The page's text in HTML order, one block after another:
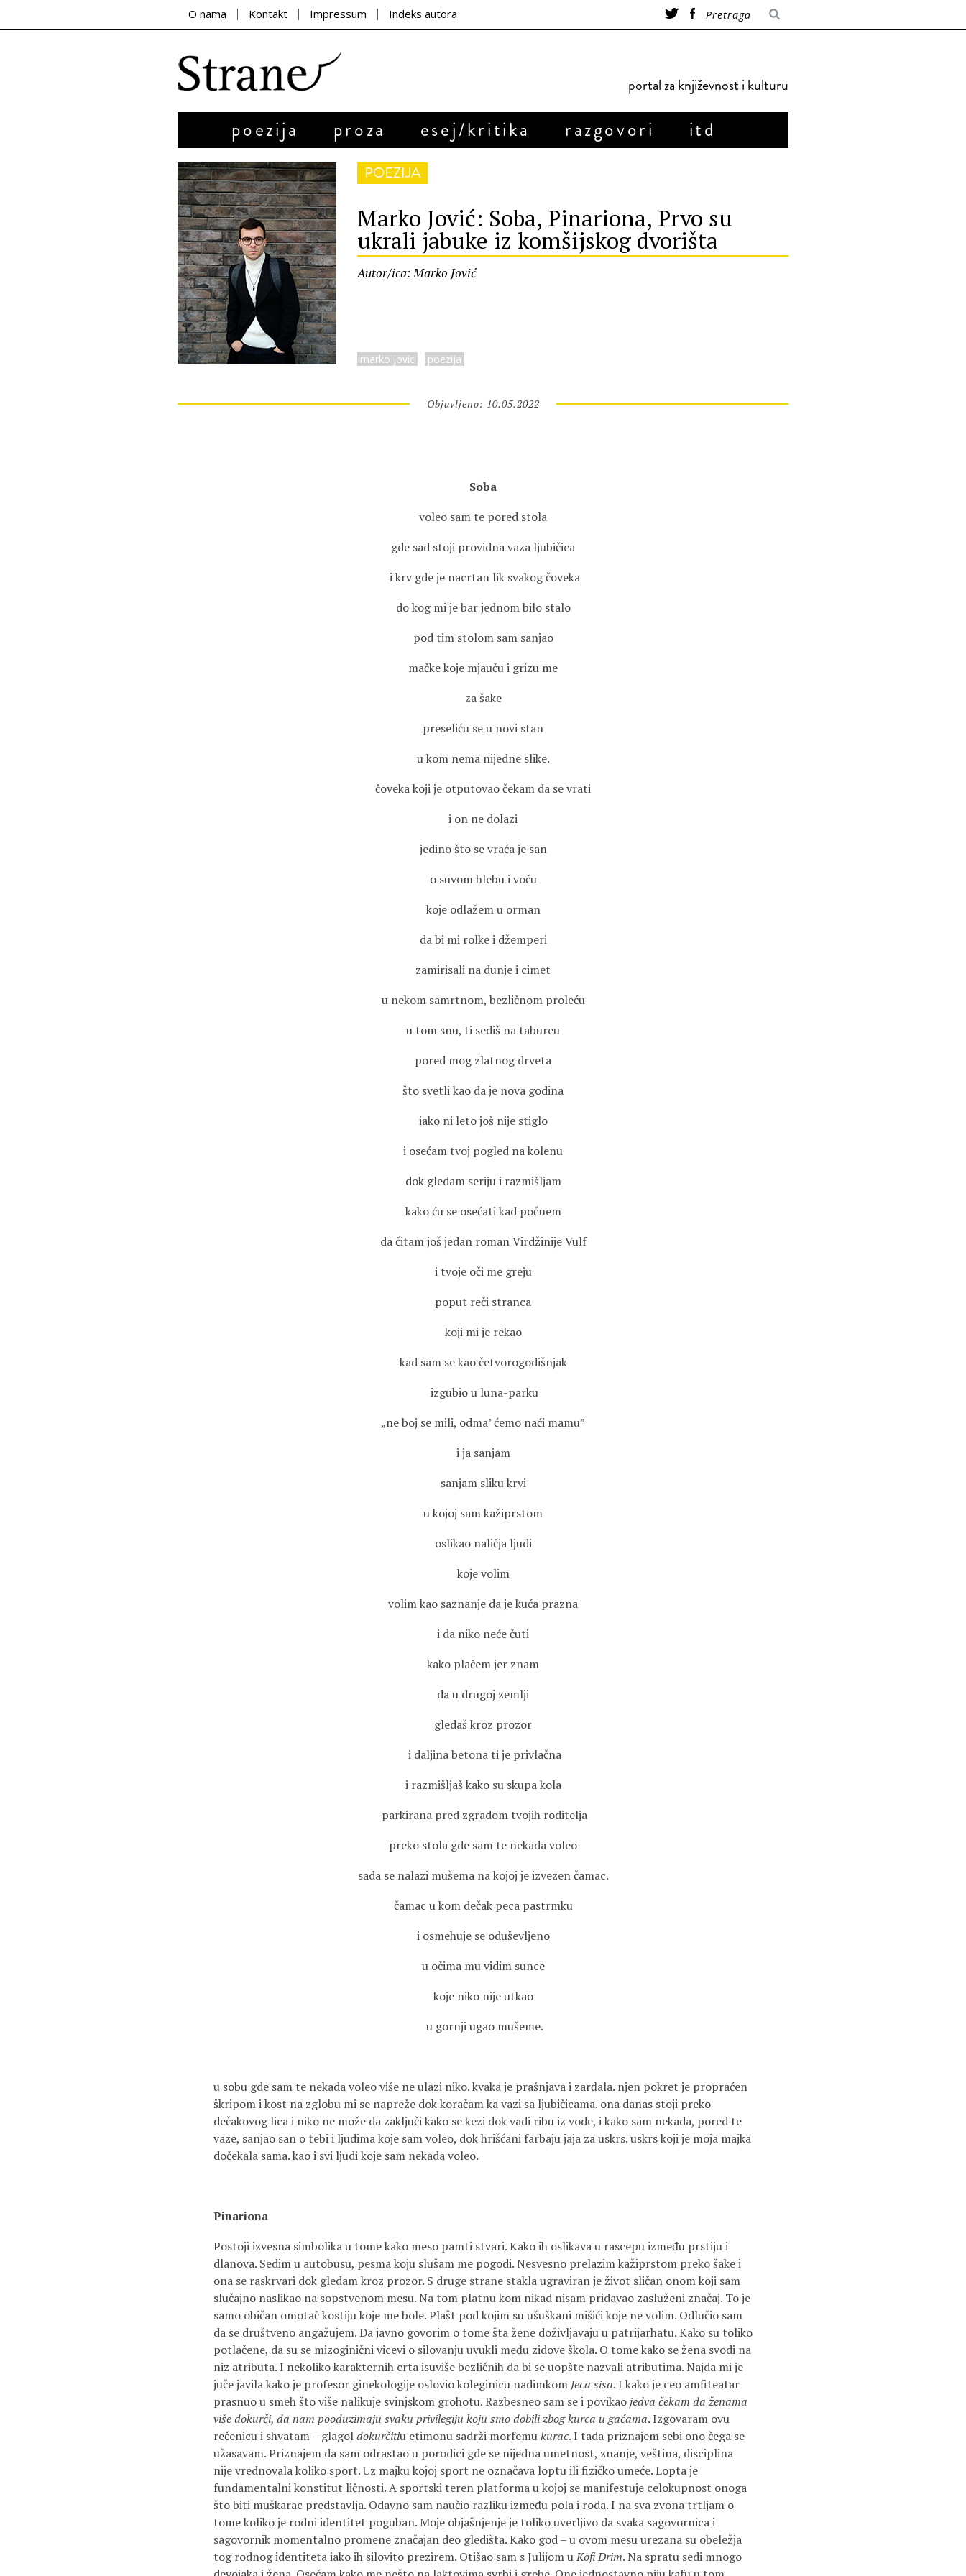
O nama Kontakt Impressum Indeks autora
portal za književnost i kulturu
poezija proza esej/kritika razgovori itd
POEZIJA
Marko Jović: Soba, Pinariona, Prvo su
ukrali jabuke iz komšijskog dvorišta
Autor/ica: Marko Jović
marko jovic poezija
Objavljeno: 10.05.2022
Soba
voleo sam te pored stola
gde sad stoji providna vaza ljubičica
i krv gde je nacrtan lik svakog čoveka
do kog mi je bar jednom bilo stalo
pod tim stolom sam sanjao
mačke koje mjauču i grizu me
za šake
preseliću se u novi stan
u kom nema nijedne slike.
čoveka koji je otputovao čekam da se vrati
i on ne dolazi
jedino što se vraća je san
o suvom hlebu i voću
koje odlažem u orman
da bi mi rolke i džemperi
zamirisali na dunje i cimet
u nekom samrtnom, bezličnom proleću
u tom snu, ti sediš na tabureu
pored mog zlatnog drveta
što svetli kao da je nova godina
iako ni leto još nije stiglo
i osećam tvoj pogled na kolenu
dok gledam seriju i razmišljam
kako ću se osećati kad počnem
da čitam još jedan roman Virdžinije Vulf
i tvoje oči me greju
poput reči stranca
koji mi je rekao
kad sam se kao četvorogodišnjak
izgubio u luna-parku
„ne boj se mili, odma’ ćemo naći mamu”
i ja sanjam
sanjam sliku krvi
u kojoj sam kažiprstom
oslikao naličja ljudi
koje volim
volim kao saznanje da je kuća prazna
i da niko neće čuti
kako plačem jer znam
da u drugoj zemlji
gledaš kroz prozor
i daljina betona ti je privlačna
i razmišljaš kako su skupa kola
parkirana pred zgradom tvojih roditelja
preko stola gde sam te nekada voleo
sada se nalazi mušema na kojoj je izvezen čamac.
čamac u kom dečak peca pastrmku
i osmehuje se oduševljeno
u očima mu vidim sunce
koje niko nije utkao
u gornji ugao mušeme.
u sobu gde sam te nekada voleo više ne ulazi niko. kvaka je prašnjava i zarđala. njen pokret je propraćen
škripom i kost na zglobu mi se napreže dok koračam ka vazi sa ljubičicama. ona danas stoji preko
dečakovog lica i niko ne može da zaključi kako se kezi dok vadi ribu iz vode, i kako sam nekada, pored te
vaze, sanjao san o tebi i ljudima koje sam voleo, dok hrišćani farbaju jaja za uskrs. uskrs koji je moja majka
dočekala sama. kao i svi ljudi koje sam nekada voleo.
Pinariona
Postoji izvesna simbolika u tome kako meso pamti stvari. Kako ih oslikava u rascepu između prstiju i
dlanova. Sedim u autobusu, pesma koju slušam me pogodi. Nesvesno prelazim kažiprstom preko šake i
ona se raskrvari dok gledam kroz prozor. S druge strane stakla ugraviran je život sličan onom koji sam
slučajno naslikao na sopstvenom mesu. Na tom platnu kom nikad nisam pridavao zasluženi značaj. To je
samo običan omotač kostiju koje me bole. Plašt pod kojim su ušuškani mišići koje ne volim. Odlučio sam
da se društveno angažujem. Da javno govorim o tome šta žene doživljavaju u patrijarhatu. Kako su toliko
potlačene, da su se mizoginični vicevi o silovanju uvukli među zidove škola. O tome kako se žena svodi na
niz atributa. I nekoliko karakternih crta isuviše bezličnih da bi se uopšte nazvali atributima. Najda mi je
juče javila kako je profesor ginekologije oslovio koleginicu nadimkom Jeca sisa. I kako je ceo amfiteatar
prasnuo u smeh što više nalikuje svinjskom grohotu. Razbesneo sam se i povikaojedva čekam da ženama
više dokurči, da nam pooduzimaju svaku privilegiju koju smo dobili zbog kurca u gaćama. Izgovaram ovu
rečenicu i shvatam – glagoldokurčitiu etimonu sadrži morfemukurac. I tada priznajem sebi ono čega se
užasavam. Priznajem da sam odrastao u porodici gde se nijedna umetnost, znanje, veština, disciplina
nije vrednovala koliko sport. Uz majku kojoj sport ne označava loptu ili fizičko umeće. Lopta je
fundamentalni konstitut ličnosti. A sportski teren platforma u kojoj se manifestuje celokupnost onoga
što biti muškarac predstavlja. Odavno sam naučio razliku između pola i roda. I na sva zvona trtljam o
tome koliko je rodni identitet poguban. Moje objašnjenje je toliko uverljivo da svaka sagovornica i
sagovornik momentalno promene značajan deo gledišta. Kako god – u ovom mesu urezana su obeležja
tog rodnog identiteta iako ih silovito prezirem. Otišao sam s Julijom uKofi Drim. Na spratu sedi mnogo